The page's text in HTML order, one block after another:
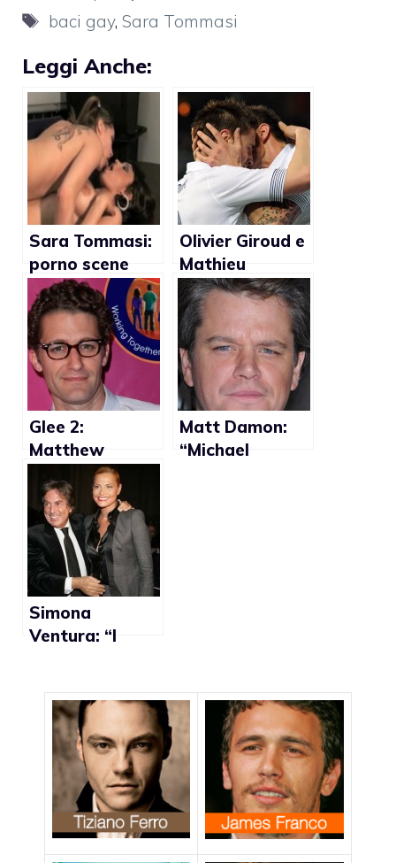
Tag
baci gay,Sara Tommasi
Leggi Anche:
Sara Tommasi:
porno scene
lesbo (Foto)
Olivier Giroud e
Mathieu
Debuchy: il
bacio gay non
c’è stato
Glee 2:
Matthew
Morrison fiero
della storia gay
con Chris Colfer
Matt Damon:
“Michael
Simona
Ventura: “I
sono la prova
che Fabrizio Del
Noce non è gay”